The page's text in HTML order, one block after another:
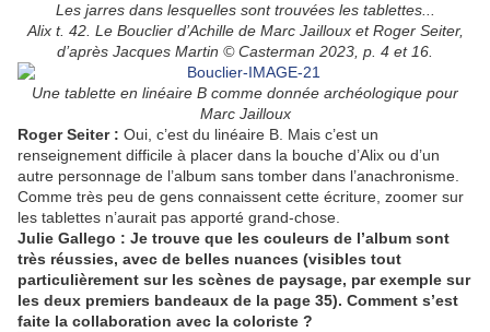
Les jarres dans lesquelles sont trouvées les tablettes...
Alix t. 42. Le Bouclier d’Achille de Marc Jailloux et Roger Seiter,
d’après Jacques Martin © Casterman 2023, p. 4 et 16.
Une tablette en linéaire B comme donnée archéologique pour
Marc Jailloux
Roger Seiter : Oui, c’est du linéaire B. Mais c’est un
renseignement difficile à placer dans la bouche d’Alix ou d’un
autre personnage de l’album sans tomber dans l’anachronisme.
Comme très peu de gens connaissent cette écriture, zoomer sur
les tablettes n’aurait pas apporté grand-chose.
Julie Gallego : Je trouve que les couleurs de l’album sont
très réussies, avec de belles nuances (visibles tout
particulièrement sur les scènes de paysage, par exemple sur
les deux premiers bandeaux de la page 35). Comment s’est
faite la collaboration avec la coloriste ?